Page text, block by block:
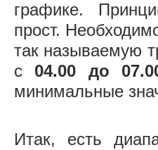
графике.
прост.
так называемую
с 04.00 до
минимальные
Итак, есть